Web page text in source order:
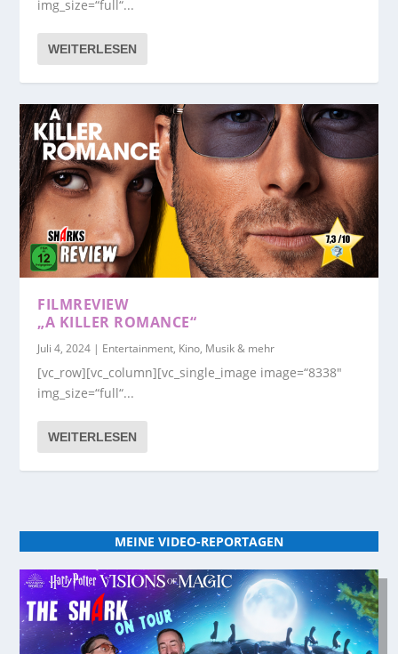
img_size=“full“...
WEITERLESEN
FILMREVIEW
„A KILLER ROMANCE“
Juli 4, 2024 | Entertainment, Kino, Musik & mehr
[vc_row][vc_column][vc_single_image image=“8338″
img_size=“full“...
WEITERLESEN
MEINE VIDEO-REPORTAGEN